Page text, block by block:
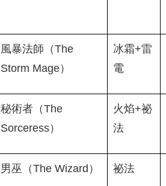
風暴法師（The
Storm Mage）
冰霜+雷
電
秘術者（The
Sorceress）
火焰+祕
法
男巫（The Wizard） 祕法